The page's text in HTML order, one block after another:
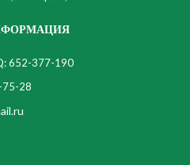
652-377-190
75-28